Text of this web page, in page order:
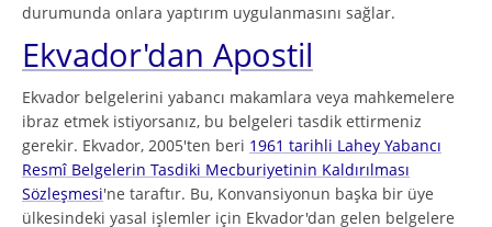
durumunda onlara yaptırım uygulanmasını sağlar.
Ekvador'dan Apostil
Ekvador belgelerini yabancı makamlara veya mahkemelere
ibraz etmek istiyorsanız, bu belgeleri tasdik ettirmeniz
gerekir. Ekvador, 2005'ten beri 1961 tarihli Lahey Yabancı
Resmî Belgelerin Tasdiki Mecburiyetinin Kaldırılması
Sözleşmesi'ne taraftır. Bu, Konvansiyonun başka bir üye
ülkesindeki yasal işlemler için Ekvador'dan gelen belgelere